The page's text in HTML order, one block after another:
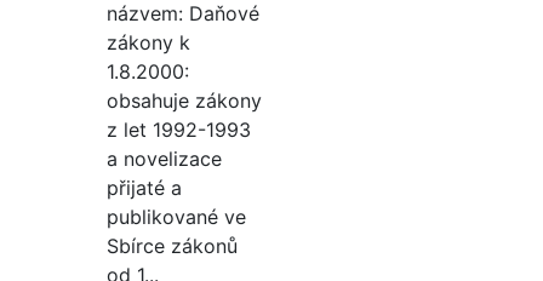
názvem: Daňové
zákony k
1.8.2000:
obsahuje zákony
z let 1992-1993
a novelizace
přijaté a
publikované ve
Sbírce zákonů
od 1...